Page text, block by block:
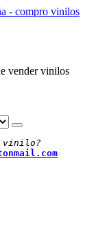
vender vinilos
vinilo?